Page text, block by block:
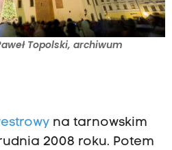
Topolski, archiwum
na tarnowskim
2008 roku. Potem